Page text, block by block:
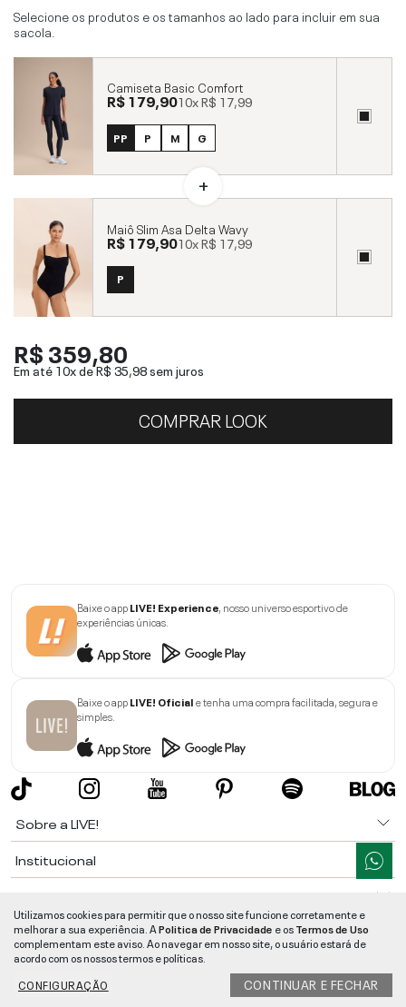
Selecione os produtos e os tamanhos ao lado para incluir em sua
sacola.
Camiseta Basic Comfort
R$ 179,9010xR$ 17,99
PP P M G
Maiô Slim Asa Delta Wavy
R$ 179,9010xR$ 17,99
P
R$ 359,80
Em até 10x deR$ 35,98sem juros
COMPRAR LOOK
Baixe o appLIVE! Experience , nosso universo esportivo de
experiências únicas.
Baixe o appLIVE! Oficiale tenha uma compra facilitada, segura e
simples.
Sobre a LIVE!
Institucional
Ajuda
Segurança e Qualidade
LIVE!©2026- TODOS OS DIREITOS RESERVADOS -RUA MANOEL FRANCISCO
Utilizamos cookies para permitir que o nosso site funcione corretamente e
melhorar a sua experiência. APolitica de Privacidade e osTermos de Uso
complementam este aviso. Ao navegar em nosso site, o usuário estará de
acordo com os nossos termos e políticas.
CONFIGURAÇÃO
CONTINUAR E FECHAR